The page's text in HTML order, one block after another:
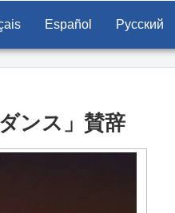
Español Pусский
ンス」賛辞